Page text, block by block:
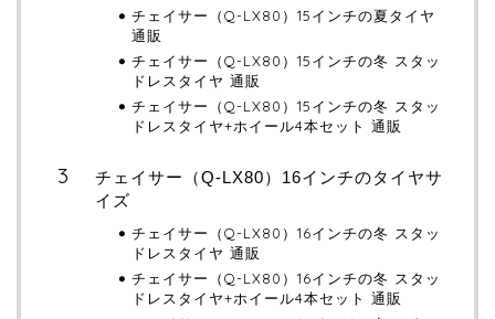
チェイサー（Q-LX80）15インチの夏タイヤ
通販
チェイサー（Q-LX80）15インチの冬 スタッ
ドレスタイヤ 通販
チェイサー（Q-LX80）15インチの冬 スタッ
ドレスタイヤ+ホイール4本セット 通販
チェイサー（Q-LX80）16インチのタイヤサ
イズ
チェイサー（Q-LX80）16インチの冬 スタッ
ドレスタイヤ 通販
チェイサー（Q-LX80）16インチの冬 スタッ
ドレスタイヤ+ホイール4本セット 通販